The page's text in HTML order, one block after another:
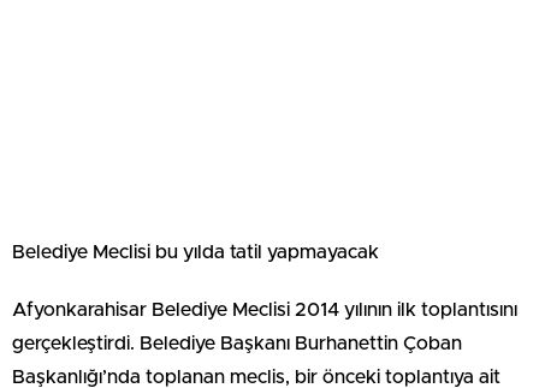
Belediye Meclisi bu yılda tatil yapmayacak
Afyonkarahisar Belediye Meclisi 2014 yılının ilk toplantısını
gerçekleştirdi. Belediye Başkanı Burhanettin Çoban
Başkanlığı’nda toplanan meclis, bir önceki toplantıya ait